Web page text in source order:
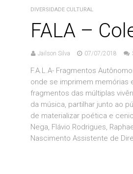
DIVERSIDADE CULTURAL
FALA –
Jailson Silva 07/07/2018
F.A.L.A- Fragmentos
onde se imprimem memórias
fragmentos das múltiplas
da música, partilhar junto ao
de materializar poética e
Nega, Flávio Rodrigues,
Nascimento Assistente de